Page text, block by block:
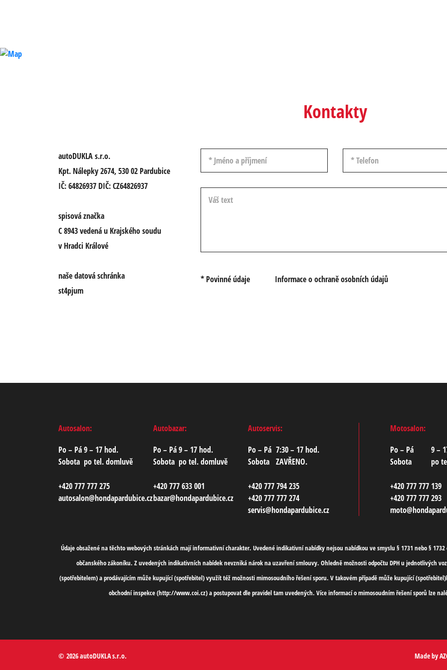
Kontakty
autoDUKLA s.r.o.
Kpt. Nálepky 2674, 530 02 Pardubice
IČ: 64826937 DIČ: CZ64826937
spisová značka
C 8943 vedená u Krajského soudu
v Hradci Králové
naše datová schránka
st4pjum
Jméno a příjmení Telefon
Váš text
* Povinné údaje Informace o ochraně osobních údajů
Autosalon:
Po – Pá9 – 17 hod.
Sobota po tel. domluvě
+420 777 777 275
autosalon@hondapardubice.cz
Autobazar:
Po – Pá9 – 17 hod.
Sobota po tel. domluvě
+420 777 633 001
bazar@hondapardubice.cz
Autoservis:
Po – Pá 7:30 – 17 hod.
Sobota ZAVŘENO.
+420 777 794 235
+420 777 777 274
servis@hondapardubice.cz
Motosalon:
Po – Pá
9 –
Sobota
po
+420 777 777 139
+420 777 777 293
Údaje obsažené na těchto webových stránkách mají informativní charakter. Uvedené indikativní nabídky nejsou nabídkou ve smyslu § 1731 nebo §
občanského zákoníku. Z uvedených indikativních nabídek nevzniká nárok na uzavření smlouvy. Ohledně možnosti odpočtu DPH u jednotlivých
(spotřebitelem) a prodávajícím může kupující (spotřebitel) využít též možnosti mimosoudního řešení sporu. V takovém případě může kupující
obchodní inspekce (http://www.coi.cz) a postupovat dle pravidel tam uvedených. Více informací o mimosoudním řešení sporů lze
© 2026 autoDUKLA s.r.o. Made by